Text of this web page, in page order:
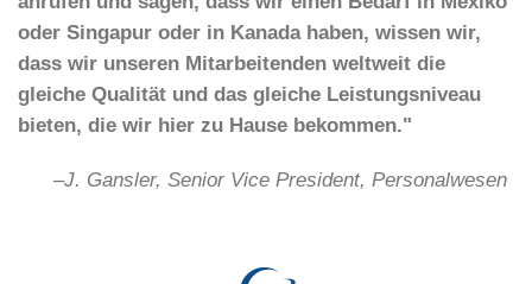
oder Singapur oder in Kanada haben, wissen wir,
dass wir unseren Mitarbeitenden weltweit die
gleiche Qualität und das gleiche Leistungsniveau
bieten, die wir hier zu Hause bekommen."
–J. Gansler, Senior Vice President, Personalwesen